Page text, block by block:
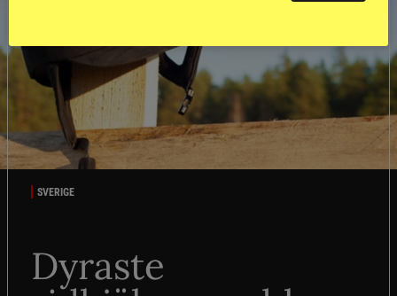
SVERIGE
Dyraste